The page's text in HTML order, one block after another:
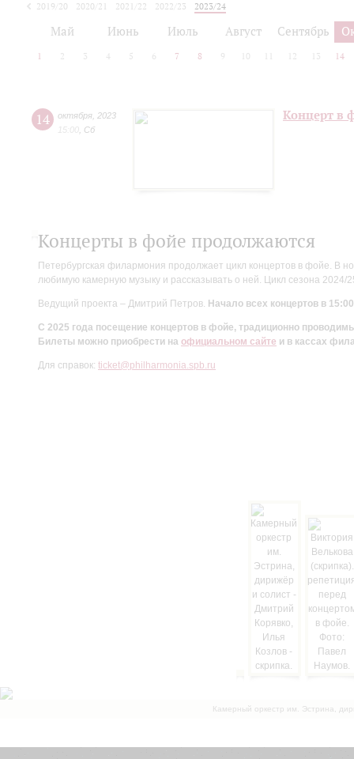
2019/20 2020/21 2021/22 2022/23
2023/24
Май Июнь Июль Август Сентябрь
1 2 3 4 5 6 7 8 9 10 12 13 14
14 октября 2023
15:00 Сб
Концерт в
Концерты в фойе продолжаются
Петербургская филармония продолжает цикл концертов в фойе. В
любимую камерную музыку и рассказывать о ней. Цикл сезона
Ведущий проекта – Дмитрий Петров. Начало всех концертов в
С 2025 года посещение концертов в фойе, традиционно
Билеты можно приобрести на официальном сайте и в кассах
Для справок: ticket@philharmonia.spb.ru
Камерный оркестр им. Эстрина,